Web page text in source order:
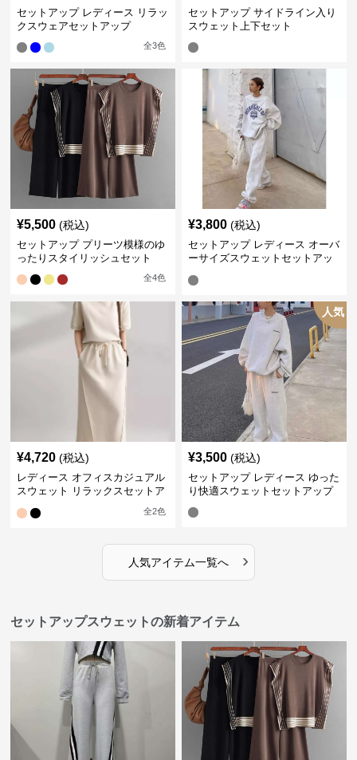
セットアップ レディース リラッ
クスウェアセットアップ
全3色
セットアップ サイドライン入り
スウェット上下セット
¥5,500 (税込)
セットアップ プリーツ模様のゆ
ったりスタイリッシュセット
全4色
¥3,800 (税込)
セットアップ レディース オーバ
ーサイズスウェットセットアッ
¥4,720 (税込)
レディース オフィスカジュアル
スウェット リラックスセットア
全2色
人気
¥3,500 (税込)
セットアップ レディース ゆった
り快適スウェットセットアップ
人気アイテム一覧へ ›
セットアップスウェットの新着アイテム